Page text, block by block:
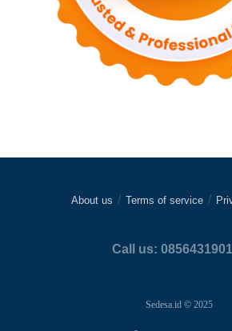
About us Terms of service
Call us:
Sedesa.id © 2025